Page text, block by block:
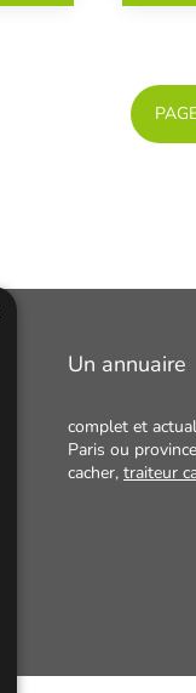
Un annuaire
complet et
Paris ou
cacher, traiteur